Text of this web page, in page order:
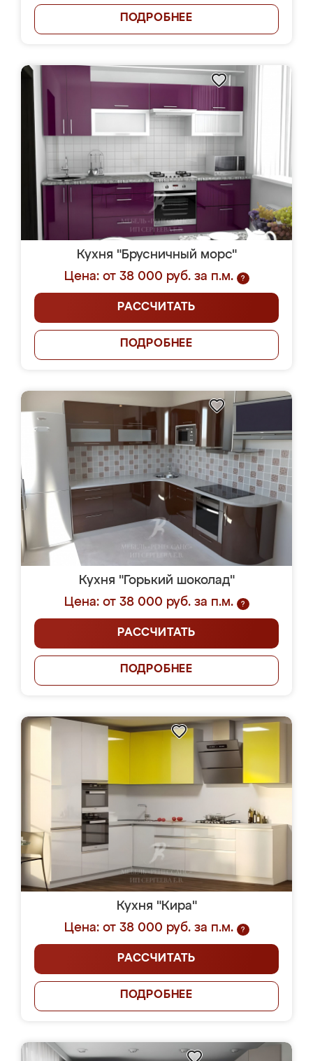
ПОДРОБНЕЕ
Кухня "Брусничный морс"
Цена: от 38 000 руб. за п.м.
?
РАССЧИТАТЬ
ПОДРОБНЕЕ
Кухня "Горький шоколад"
Цена: от 38 000 руб. за п.м.
?
РАССЧИТАТЬ
ПОДРОБНЕЕ
Кухня "Кира"
Цена: от 38 000 руб. за п.м.
?
РАССЧИТАТЬ
ПОДРОБНЕЕ